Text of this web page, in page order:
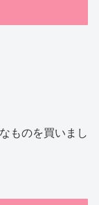
ものを買いまし